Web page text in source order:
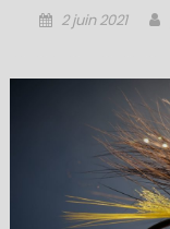
Posted
2 juin 2021